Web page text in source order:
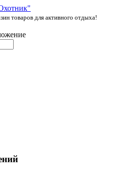
товаров для активного отдыха!